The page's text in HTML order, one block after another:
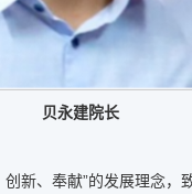
贝永建院长
新、奉献”的发展理念